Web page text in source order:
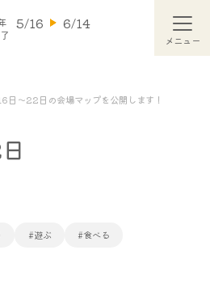
5/16 6/14
日～22日の会場マップを公開します！
#遊ぶ #食べる